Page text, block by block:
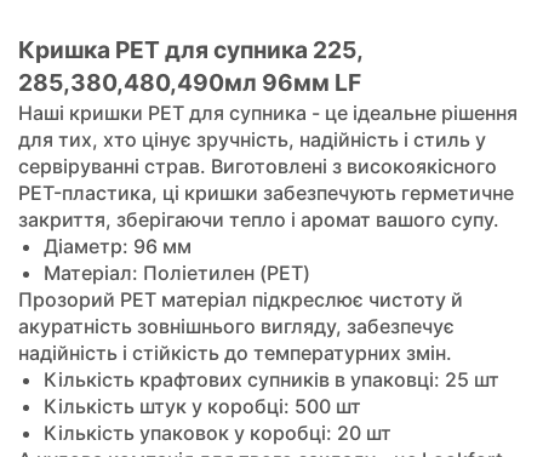
Кришка PET для супника 225,
285,380,480,490мл 96мм LF
Наші кришки PET для супника - це ідеальне рішення
для тих, хто цінує зручність, надійність і стиль у
сервіруванні страв. Виготовлені з високоякісного
PET-пластика, ці кришки забезпечують герметичне
закриття, зберігаючи тепло і аромат вашого супу.
Діаметр: 96 мм
Матеріал: Поліетилен (PET)
Прозорий PET матеріал підкреслює чистоту й
акуратність зовнішнього вигляду, забезпечує
надійність і стійкість до температурних змін.
Кількість крафтових супників в упаковці: 25 шт
Кількість штук у коробці: 500 шт
Кількість упаковок у коробці: 20 шт